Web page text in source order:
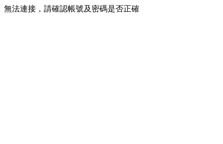
無法連接，請確認帳號及密碼是否正確